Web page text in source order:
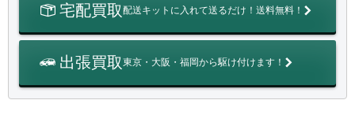
宅配買取配送キットに入れて送るだけ！送料無料！
出張買取東京・大阪・福岡から駆け付けます！